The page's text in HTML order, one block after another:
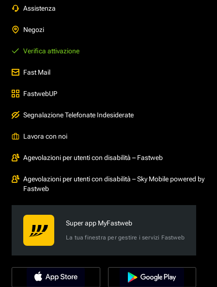
Assistenza
Negozi
Verifica attivazione
Fast Mail
FastwebUP
Segnalazione Telefonate Indesiderate
Lavora con noi
Agevolazioni per utenti con disabilità – Fastweb
Agevolazioni per utenti con disabilità – Sky Mobile powered by
Fastweb
Super app MyFastweb
La tua finestra per gestire i servizi Fastweb